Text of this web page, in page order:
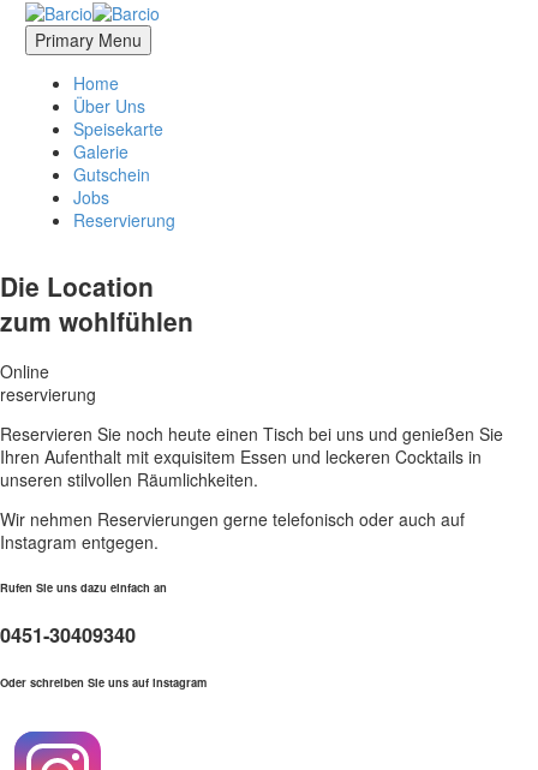
Primary Menu
Home
Über Uns
Speisekarte
Galerie
Gutschein
Jobs
Reservierung
Die Location
zum wohlfühlen
Online
reservierung
Reservieren Sie noch heute einen Tisch bei uns und genießen Sie
Ihren Aufenthalt mit exquisitem Essen und leckeren Cocktails in
unseren stilvollen Räumlichkeiten.
Wir nehmen Reservierungen gerne telefonisch oder auch auf
Instagram entgegen.
Rufen Sie uns dazu einfach an
0451-30409340
Oder schreiben Sie uns auf instagram